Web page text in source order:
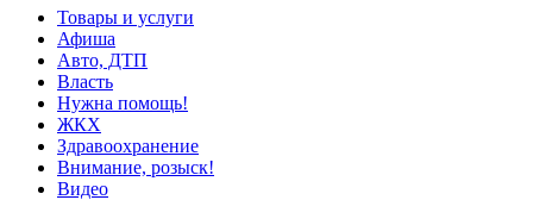
Товары и услуги
Афиша
Авто, ДТП
Власть
Нужна помощь!
ЖКХ
Здравоохранение
Внимание, розыск!
Видео